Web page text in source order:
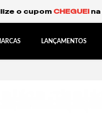
Grátis Expresso
LANÇAMENTOS